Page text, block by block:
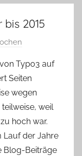
2015
Typo3 auf
Seiten
wegen
teilweise, weil
hoch war.
Lauf der Jahre
Blog-Beiträge